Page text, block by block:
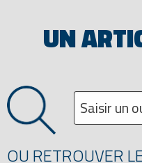
UN
OU RETROUVER